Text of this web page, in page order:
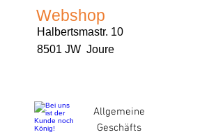
Webshop
Halbertsmastr. 10
8501 JW Joure
Allgemeine
Geschäfts